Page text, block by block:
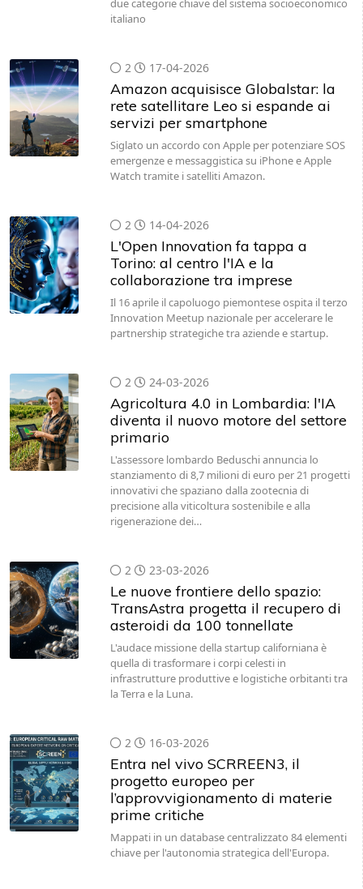
due categorie chiave del sistema socioeconomico
italiano
2 17-04-2026
Amazon acquisisce Globalstar: la
rete satellitare Leo si espande ai
servizi per smartphone
Siglato un accordo con Apple per potenziare SOS
emergenze e messaggistica su iPhone e Apple
Watch tramite i satelliti Amazon.
2 14-04-2026
L'Open Innovation fa tappa a
Torino: al centro l'IA e la
collaborazione tra imprese
Il 16 aprile il capoluogo piemontese ospita il terzo
Innovation Meetup nazionale per accelerare le
partnership strategiche tra aziende e startup.
2 24-03-2026
Agricoltura 4.0 in Lombardia: l'IA
diventa il nuovo motore del settore
primario
L'assessore lombardo Beduschi annuncia lo
stanziamento di 8,7 milioni di euro per 21 progetti
innovativi che spaziano dalla zootecnia di
precisione alla viticoltura sostenibile e alla
rigenerazione dei…
2 23-03-2026
Le nuove frontiere dello spazio:
TransAstra progetta il recupero di
asteroidi da 100 tonnellate
L'audace missione della startup californiana è
quella di trasformare i corpi celesti in
infrastrutture produttive e logistiche orbitanti tra
la Terra e la Luna.
2 16-03-2026
Entra nel vivo SCRREEN3, il
progetto europeo per
l’approvvigionamento di materie
prime critiche
Mappati in un database centralizzato 84 elementi
chiave per l'autonomia strategica dell'Europa.